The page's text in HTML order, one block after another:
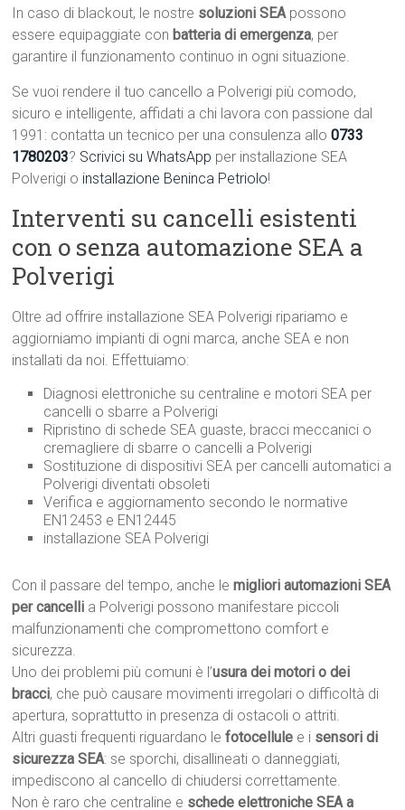
In caso di blackout, le nostre soluzioni SEApossono
essere equipaggiate con batteria di emergenza, per
garantire il funzionamento continuo in ogni situazione.
Se vuoi rendere il tuo cancello a Polverigi più comodo,
sicuro e intelligente, affidati a chi lavora con passione dal
1991: contatta un tecnico per una consulenza allo0733
1780203? Scrivici su WhatsApp per installazione SEA
Polverigi o installazione Beninca Petriolo!
Interventi su cancelli esistenti
con o senza automazione SEA a
Polverigi
Oltre ad offrire installazione SEA Polverigi ripariamo e
aggiorniamo impianti di ogni marca, anche SEA e non
installati da noi. Effettuiamo:
Diagnosi elettroniche su centraline e motori SEA per
cancelli o sbarre a Polverigi
Ripristino di schede SEA guaste, bracci meccanici o
cremagliere di sbarre o cancelli a Polverigi
Sostituzione di dispositivi SEA per cancelli automatici a
Polverigi diventati obsoleti
Verifica e aggiornamento secondo le normative
EN12453 e EN12445
installazione SEA Polverigi
Con il passare del tempo, anche lemigliori automazioni SEA
per cancelli a Polverigi possono manifestare piccoli
malfunzionamenti che compromettono comfort e
sicurezza.
Uno dei problemi più comuni è l’usura dei motori o dei
bracci, che può causare movimenti irregolari o difficoltà di
apertura, soprattutto in presenza di ostacoli o attriti.
Altri guasti frequenti riguardano lefotocellule e i sensori di
sicurezza SEA: se sporchi, disallineati o danneggiati,
impediscono al cancello di chiudersi correttamente.
Non è raro che centraline e schede elettroniche SEA a